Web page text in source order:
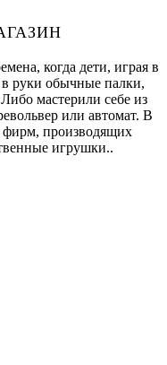
когда дети, играя в
руки обычные палки,
мастерили себе из
или автомат. В
фирм, производящих
игрушки..